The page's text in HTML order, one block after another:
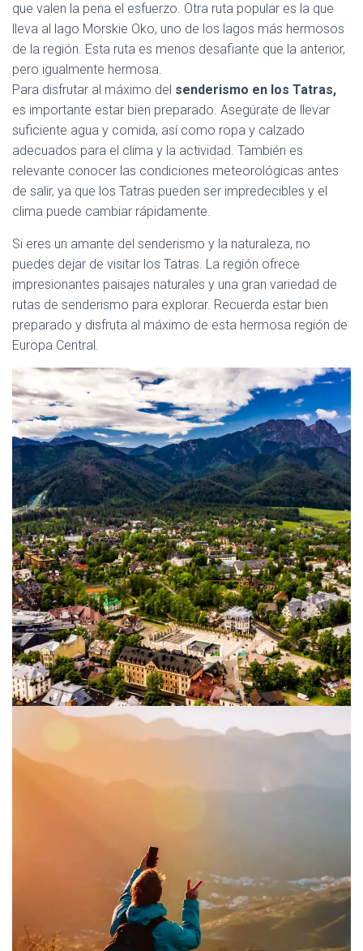
que valen la pena el esfuerzo. Otra ruta popular es la que
lleva al lago Morskie Oko, uno de los lagos más hermosos
de la región. Esta ruta es menos desafiante que la anterior,
pero igualmente hermosa.
Para disfrutar al máximo del senderismo en los Tatras,
es importante estar bien preparado. Asegúrate de llevar
suficiente agua y comida, así como ropa y calzado
adecuados para el clima y la actividad. También es
relevante conocer las condiciones meteorológicas antes
de salir, ya que los Tatras pueden ser impredecibles y el
clima puede cambiar rápidamente.
Si eres un amante del senderismo y la naturaleza, no
puedes dejar de visitar los Tatras. La región ofrece
impresionantes paisajes naturales y una gran variedad de
rutas de senderismo para explorar. Recuerda estar bien
preparado y disfruta al máximo de esta hermosa región de
Europa Central.